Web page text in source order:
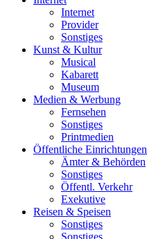
Internet
Provider
Sonstiges
Kunst & Kultur
Musical
Kabarett
Museum
Medien & Werbung
Fernsehen
Sonstiges
Printmedien
Öffentliche Einrichtungen
Ämter & Behörden
Sonstiges
Öffentl. Verkehr
Exekutive
Reisen & Speisen
Sonstiges
Sonstiges